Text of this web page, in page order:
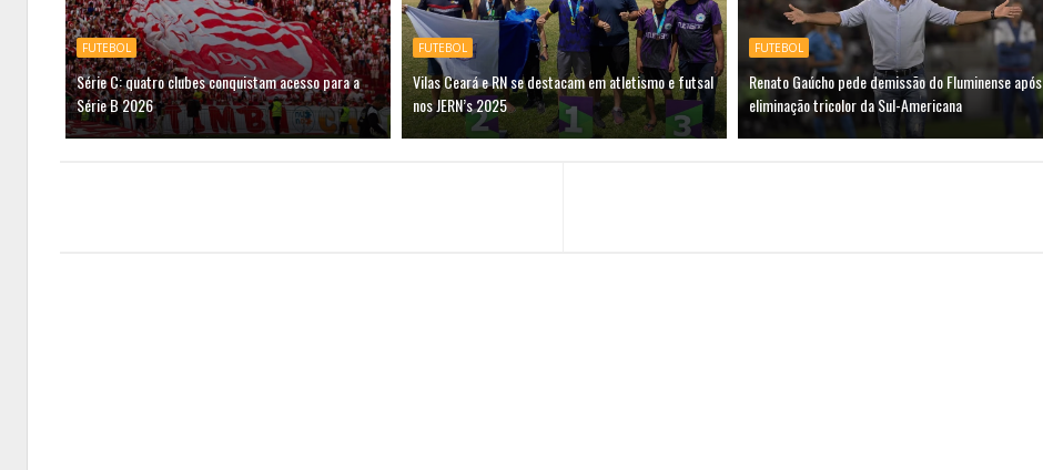
FUTEBOL
Série C: quatro clubes conquistam acesso para a
Série B 2026
FUTEBOL
Vilas Ceará e RN se destacam em atletismo e futsal
nos JERN’s 2025
FUTEBOL
Renato Gaúcho pede demissão do Fluminense após
eliminação tricolor da Sul-Americana